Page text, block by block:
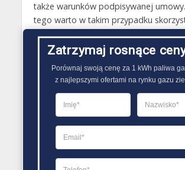
także warunków podpisywanej
tego warto w takim przypadku
różnych porównywarek sprzedawców
gazowego. Tego rodzaju
na podstawie danych związanych z na
kosztem gazu, wielkością opłat
gazowego, pozostałych usług
ramach zawieranej umowy..
PORÓWNYWARKA OFERT GAZU
Zatrzymaj rosnące
Porównaj swoją cenę za 1 kWh paliwa
z najlepszymi ofertami na rynku gazu